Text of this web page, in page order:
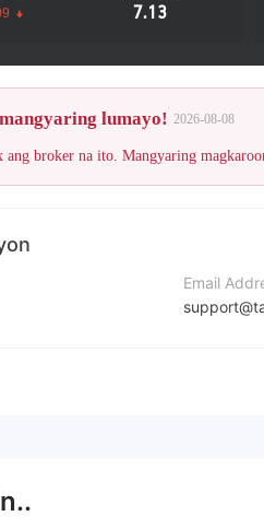
7.13
lumayo! 2026-08-08
ang broker na ito. Mangyaring
Email